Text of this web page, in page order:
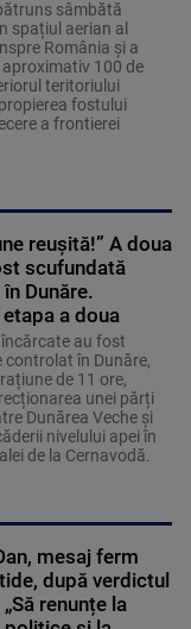
sâmbătă
spațiul aerian al
România și a
100 de
teritoriului
fostului
a frontierei
reușită!” A doua
scufundată
Dunăre.
a doua
au fost
controlat în Dunăre,
de 11 ore,
unei părți
Dunărea Veche și
nivelului apei în
de la Cernavodă.
mesaj ferm
după verdictul
renunțe la